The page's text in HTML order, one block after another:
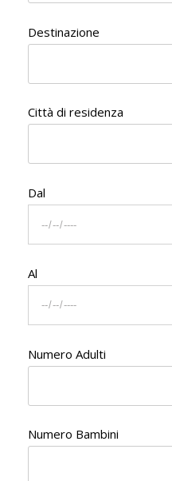
Destinazione
Città di residenza
Dal
Al
Numero Adulti
Numero Bambini